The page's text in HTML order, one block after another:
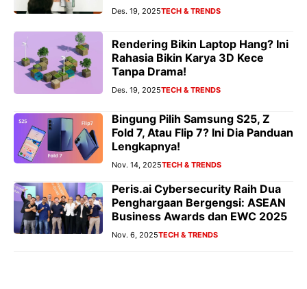
Des. 19, 2025TECH & TRENDS
Rendering Bikin Laptop Hang? Ini
Rahasia Bikin Karya 3D Kece
Tanpa Drama!
Des. 19, 2025TECH & TRENDS
Bingung Pilih Samsung S25, Z
Fold 7, Atau Flip 7? Ini Dia Panduan
Lengkapnya!
Nov. 14, 2025TECH & TRENDS
Peris.ai Cybersecurity Raih Dua
Penghargaan Bergengsi: ASEAN
Business Awards dan EWC 2025
Nov. 6, 2025TECH & TRENDS